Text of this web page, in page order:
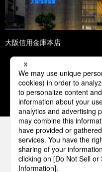
大阪信用金庫本店
1 2 3
パナソニックの